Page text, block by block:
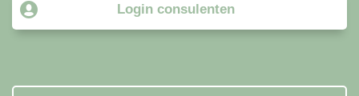
Login consulenten